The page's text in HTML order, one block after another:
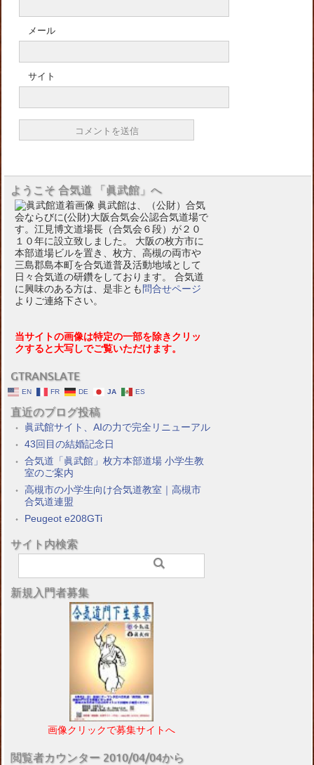
メール
サイト
ようこそ 合気道 「眞武館」へ
眞武館は、（公財）合気
会ならびに(公財)大阪合気会公認合気道場で
す。江見博文道場長（合気会６段）が２０
１０年に設立致しました。 大阪の枚方市に
本部道場ビルを置き、枚方、高槻の両市や
三島郡島本町を合気道普及活動地域として
日々合気道の研鑽をしております。 合気道
に興味のある方は、是非とも 問合せページ
よりご連絡下さい。
当サイトの画像は特定の一部を除きクリッ
クすると大写しでご覧いただけます。
GTRANSLATE
EN FR DE JA ES
直近のブログ投稿
眞武館サイト、AIの力で完全リニューアル
43回目の結婚記念日
合気道「眞武館」枚方本部道場 小学生教
室のご案内
高槻市の小学生向け合気道教室｜高槻市
合気道連盟
Peugeot e208GTi
サイト内検索
新規入門者募集
画像クリックで募集サイトへ
閲覧者カウンター 2010/04/04から